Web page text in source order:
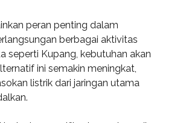
peran penting dalam
berbagai aktivitas
seperti Kupang, kebutuhan akan
ini semakin meningkat,
listrik dari jaringan utama